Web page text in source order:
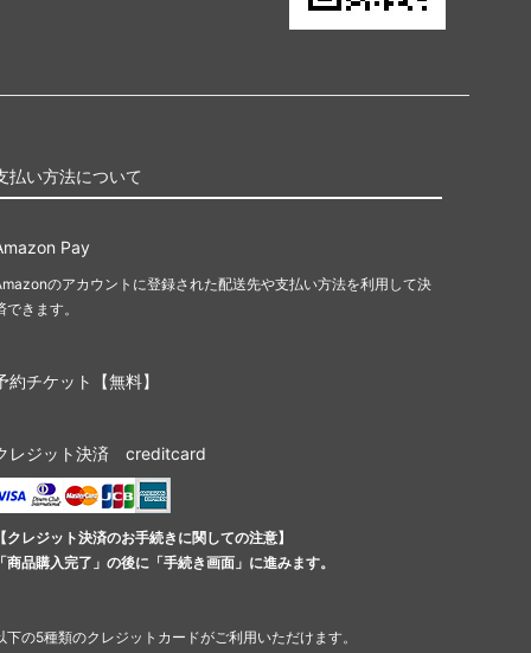
払い方法について
Pay
のアカウントに登録された配送先や支払い方法を利用して決
できます。
約チケット【無料】
レジット決済 creditcard
【クレジット決済のお手続きに関しての注意】
「商品購入完了」の後に「手続き画面」に進みます。
下の5種類のクレジットカードがご利用いただけます。